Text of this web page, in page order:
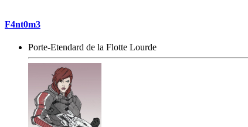
F4nt0m3
Porte-Etendard de la Flotte Lourde